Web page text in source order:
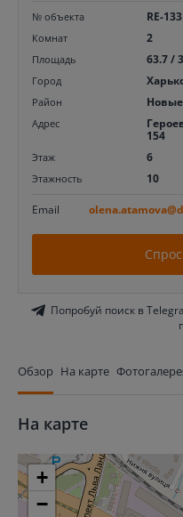
№ объекта RE-
Комнат 2
Площадь 63.7 /
Город
Район
Адрес
154
Этаж 6
Этажность 10
Email
Попробуй поиск в
Обзор На карте
На карте
+
−